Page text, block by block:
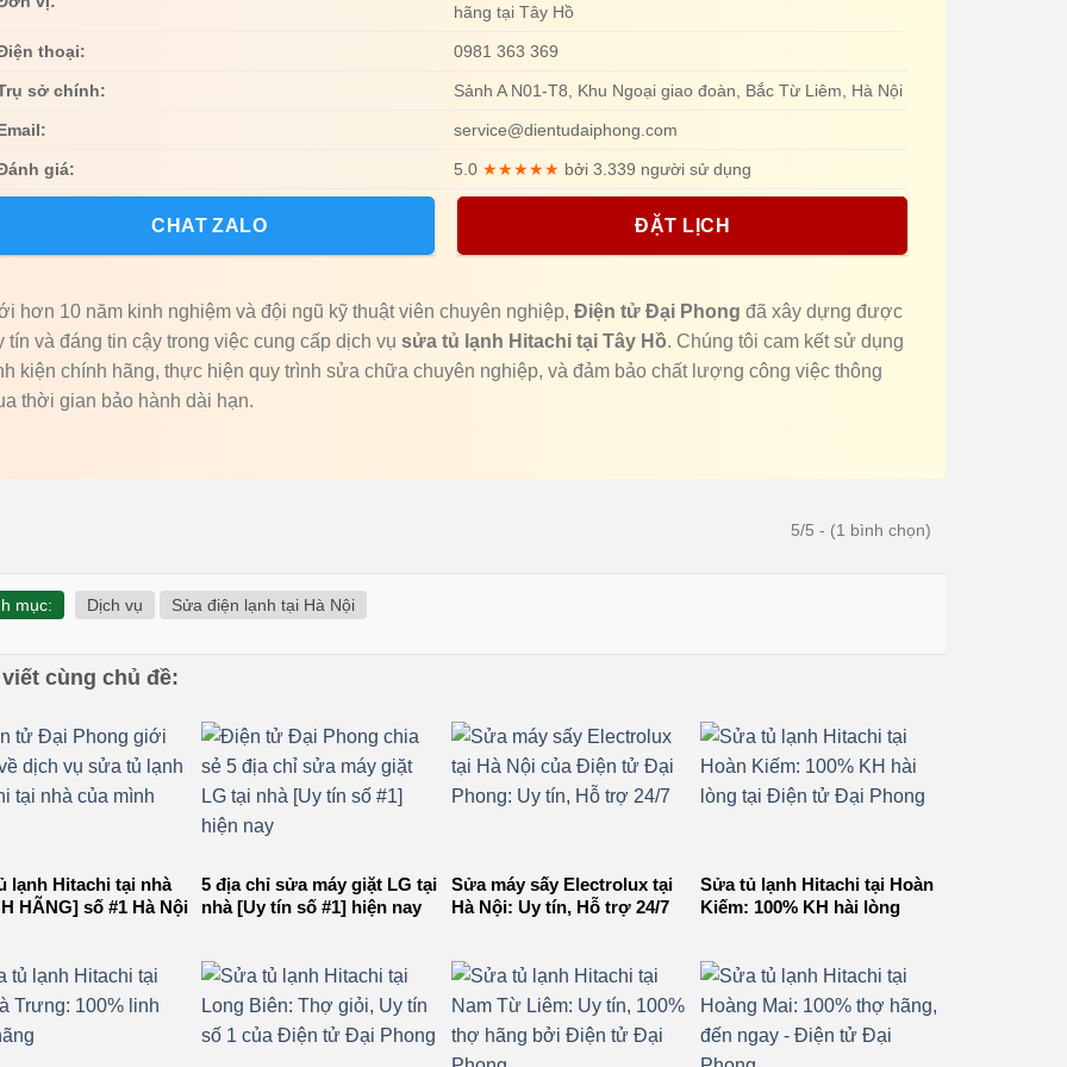
hãng tại Tây Hồ
thoại: 0981 363 369
sở chính: Sảnh A N01-T8, Khu Ngoại giao đoàn, Bắc Từ Liêm, Hà Nội
service@dientudaiphong.com
giá: 5.0 ★★★★★ bởi 3.339 người sử dụng
CHAT ZALO ĐẶT LỊCH
hơn 10 năm kinh nghiệm và đội ngũ kỹ thuật viên chuyên nghiệp, Điện tử Đại Phong đã xây dựng được
tín và đáng tin cậy trong việc cung cấp dịch vụ sửa tủ lạnh Hitachi tại Tây Hồ. Chúng tôi cam kết sử dụng
kiện chính hãng, thực hiện quy trình sửa chữa chuyên nghiệp, và đảm bảo chất lượng công việc thông
thời gian bảo hành dài hạn.
5/5 - (1 bình chọn)
mục: Dịch vụ Sửa điện lạnh tại Hà Nội
cùng chủ đề:
lạnh Hitachi tại nhà
HÃNG] số #1 Hà Nội
5 địa chỉ sửa máy giặt LG tại
nhà [Uy tín số #1] hiện nay
Sửa máy sấy Electrolux tại
Hà Nội: Uy tín, Hỗ trợ 24/7
Sửa tủ lạnh Hitachi tại Hoàn
Kiếm: 100% KH hài lòng